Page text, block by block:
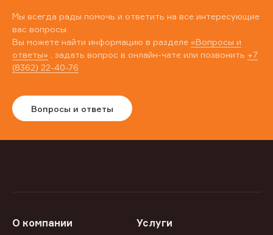
Мы всегда рады помочь и ответить на все интересующие
вас вопросы.
Вы можете найти информацию в разделе «Вопросы и
ответы» , задать вопрос в онлайн-чате или позвонить +7
(8362) 22-40-76
Вопросы и ответы
О компании Услуги